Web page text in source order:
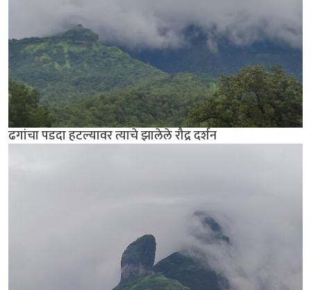
ढगांचा पडदा हटल्यावर त्याचे झालेले रौद्र दर्शन